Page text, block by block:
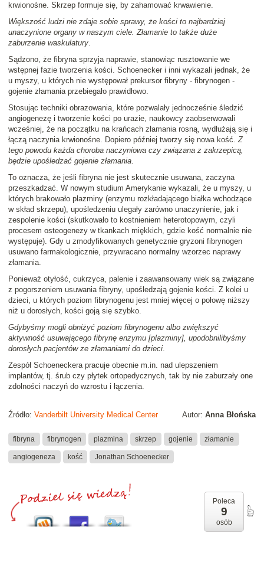
krwionośne. Skrzep formuje się, by zahamować krwawienie.
Większość ludzi nie zdaje sobie sprawy, że kości to najbardziej
unaczynione organy w naszym ciele. Złamanie to także duże
zaburzenie waskulatury.
Sądzono, że fibryna sprzyja naprawie, stanowiąc rusztowanie we
wstępnej fazie tworzenia kości. Schoenecker i inni wykazali jednak, że
u myszy, u których nie występował prekursor fibryny - fibrynogen -
gojenie złamania przebiegało prawidłowo.
Stosując techniki obrazowania, które pozwalały jednocześnie śledzić
angiogenezę i tworzenie kości po urazie, naukowcy zaobserwowali
wcześniej, że na początku na krańcach złamania rosną, wydłużają się i
łączą naczynia krwionośne. Dopiero później tworzy się nowa kość.Z
tego powodu każda choroba naczyniowa czy związana z zakrzepicą,
będzie upośledzać gojenie złamania.
To oznacza, że jeśli fibryna nie jest skutecznie usuwana, zaczyna
przeszkadzać. W nowym studium Amerykanie wykazali, że u myszy, u
których brakowało plazminy (enzymu rozkładającego białka wchodzące
w skład skrzepu), upośledzeniu ulegały zarówno unaczynienie, jak i
zespolenie kości (skutkowało to kostnieniem heterotopowym, czyli
procesem osteogenezy w tkankach miękkich, gdzie kość normalnie nie
występuje). Gdy u zmodyfikowanych genetycznie gryzoni fibrynogen
usuwano farmakologicznie, przywracano normalny wzorzec naprawy
złamania.
Ponieważ otyłość, cukrzyca, palenie i zaawansowany wiek są związane
z pogorszeniem usuwania fibryny, upośledzają gojenie kości. Z kolei u
dzieci, u których poziom fibrynogenu jest mniej więcej o połowę niższy
niż u dorosłych, kości goją się szybko.
Gdybyśmy mogli obniżyć poziom fibrynogenu albo zwiększyć
aktywność usuwającego fibrynę enzymu [plazminy], upodobnilibyśmy
dorosłych pacjentów ze złamaniami do dzieci.
Zespół Schoeneckera pracuje obecnie m.in. nad ulepszeniem
implantów, tj. śrub czy płytek ortopedycznych, tak by nie zaburzały one
zdolności naczyń do wzrostu i łączenia.
Autor: Anna Błońska
Źródło: Vanderbilt University Medical Center
fibryna fibrynogen plazmina skrzep gojenie złamanie
angiogeneza kość Jonathan Schoenecker
Poleca
9
osób